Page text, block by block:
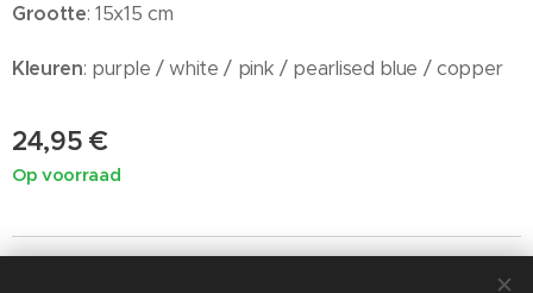
Grootte: 15x15 cm
Kleuren: purple / white / pink / pearlised blue / copper
24,95 €
Op voorraad